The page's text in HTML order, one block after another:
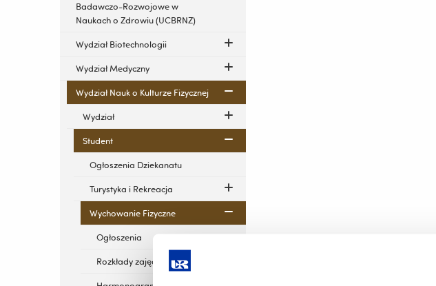
Badawczo-Rozwojowe w
Naukach o Zdrowiu (UCBRNZ)
Wydział Biotechnologii
Wydział Medyczny
Wydział Nauk o Kulturze Fizycznej
Wydział
Student
Ogłoszenia Dziekanatu
Turystyka i Rekreacja
Wychowanie Fizyczne
Ogłoszenia
Rozkłady zajęć